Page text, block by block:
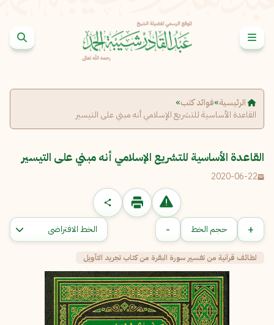
الرئيسية»فوائد كتب»
القاعدة الأساسية للتشريع الإسلامي أنه مبني على التيسير
القاعدة الأساسية للتشريع الإسلامي أنه مبني على التيسير
2020-06-22
الرسالة
إرسال إلغاء
+ حجم الخط -
لطائف قرآنية من تفسير سورة البقرة من كتاب تجريد التأويل